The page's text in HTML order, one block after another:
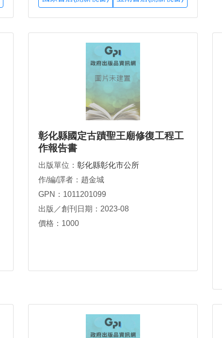
彰化縣國定古蹟聖王廟修復工程工
作報告書
出版單位： 彰化縣彰化市公所
作/編/譯者：趙金城
GPN：1011201099
出版／創刊日期：2023-08
價格：1000